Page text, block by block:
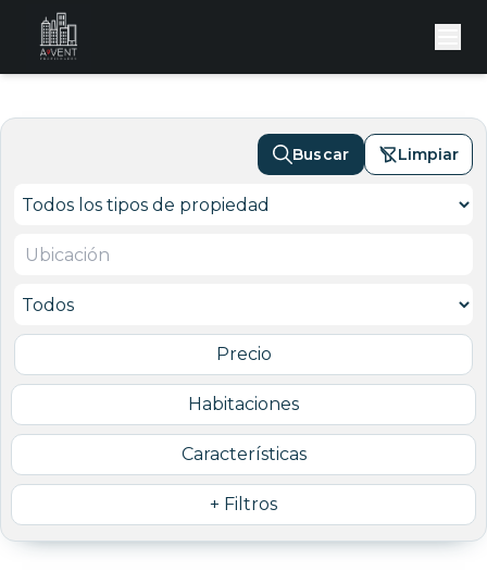
Precio
Habitaciones
Características
+ Filtros
Buscar Limpiar